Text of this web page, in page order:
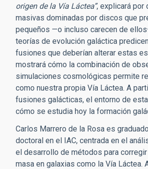
origen de la Vía Láctea”, explicará por
masivas dominadas por discos que
pequeños —o incluso carecen de
teorías de evolución galáctica
fusiones que deberían alterar estas
mostrará cómo la combinación de
simulaciones cosmológicas permite
como nuestra propia Vía Láctea. A
fusiones galácticas, el entorno de
cómo se estudia hoy la formación
Carlos Marrero de la Rosa es
doctoral en el IAC, centrada en el
el desarrollo de métodos para
masa en galaxias como la Vía